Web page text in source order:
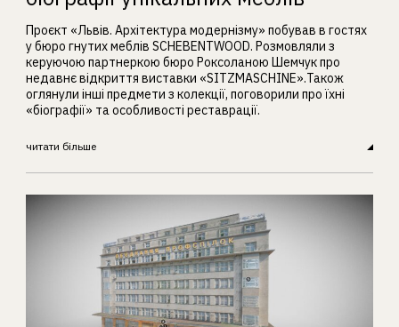
Проєкт «Львів. Архітектура модернізму» побував в гостях
у бюро гнутих меблів SCHEBENTWOOD. Розмовляли з
керуючою партнеркою бюро Роксоланою Шемчук про
недавнє відкриття виставки «SITZMASCHINE».Також
оглянули інші предмети з колекції, поговорили про їхні
«біографії» та особливості реставрації.
читати більше